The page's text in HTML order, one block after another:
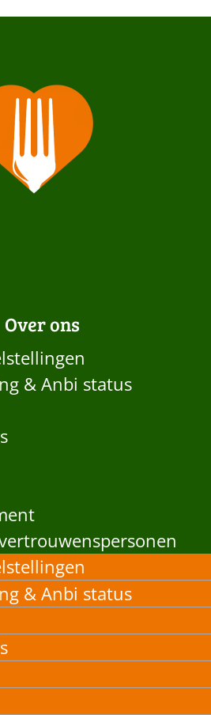
Over ons
& Anbi status
& Anbi status